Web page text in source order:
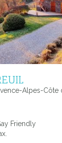
Alpes-Côte
Friendly